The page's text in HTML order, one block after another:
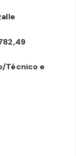
Técnico e